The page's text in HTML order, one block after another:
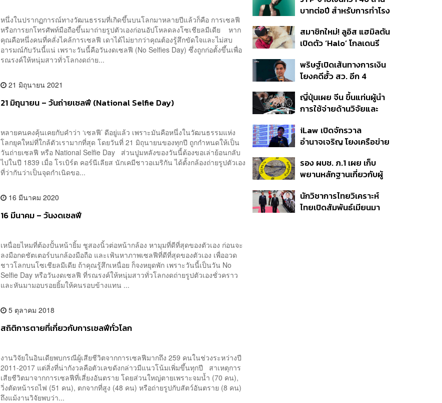
หนึ่งในปรากฏการณ์ทางวัฒนธรรมที่เกิดขึ้นบนโลกมาหลายปีแล้วก็คือ การเซลฟี
หรือการยกโทรศัพท์มือถือขึ้นมาถ่ายรูปตัวเองก่อนอัปโหลดลงโซเชียลมีเดีย หาก
คุณคือหนึ่งคนที่คลั่งไคล้การเซลฟี เดาได้ไม่ยากว่าคุณต้องรู้สึกขัดใจและไม่สบ
อารมณ์กับวันนี้แน่ เพราะวันนี้คือวันงดเซลฟี (No Selfies Day) ซึ่งถูกก่อตั้งขึ้นเพื่อ
รณรงค์ให้หนุ่มสาวทั่วโลกงดถ่าย...
21 มิถุนายน 2021
21 มิถุนายน – วันถ่ายเซลฟี (National Selfie Day)
หลายคนคงคุ้นเคยกับคำว่า ‘เซลฟี’ ดีอยู่แล้ว เพราะมันคือหนึ่งในวัฒนธรรมแห่ง
โลกยุคใหม่ที่ใกล้ตัวเรามากที่สุด โดยวันที่ 21 มิถุนายนของทุกปี ถูกกำหนดให้เป็น
วันถ่ายเซลฟี หรือ National Selfie Day ส่วนปูมหลังของวันนี้ต้องขอเล่าย้อนกลับ
ไปในปี 1839 เมื่อ โรเบิร์ต คอร์นีเลียส นักเคมีชาวอเมริกัน ได้ตั้งกล้องถ่ายรูปตัวเอง
ที่ว่ากันว่าเป็นจุดกำเนิดขอ...
16 มีนาคม 2020
16 มีนาคม – วันงดเซลฟี
เหนื่อยไหมที่ต้องปั้นหน้ายิ้ม ชูสองนิ้วต่อหน้ากล้อง หามุมที่ดีที่สุดของตัวเอง ก่อนจะ
ลงมือกดชัตเตอร์บนกล้องมือถือ และเฟ้นหาภาพเซลฟีที่ดีที่สุดของตัวเอง เพื่ออวด
ชาวโลกบนโซเชียลมีเดีย ถ้าคุณรู้สึกเหนื่อย ก็จงหยุดพัก เพราะวันนี้เป็นวัน No
Selfie Day หรือวันงดเซลฟี ที่รณรงค์ให้หนุ่มสาวทั่วโลกงดถ่ายรูปตัวเองชั่วคราว
และหันมามอบรอยยิ้มให้คนรอบข้างแทน ...
5 ตุลาคม 2018
สถิติการตายที่เกี่ยวกับการเซลฟีทั่วโลก
งานวิจัยในอินเดียพบกรณีผู้เสียชีวิตจากการเซลฟีมากถึง 259 คนในช่วงระหว่างปี
2011-2017 แต่สิ่งที่น่ากังวลคือตัวเลขดังกล่าวมีแนวโน้มเพิ่มขึ้นทุกปี สาเหตุการ
เสียชีวิตมาจากการเซลฟีที่เสี่ยงอันตราย โดยส่วนใหญ่ตายเพราะจมน้ำ (70 คน),
วิ่งตัดหน้ารถไฟ (51 คน), ตกจากที่สูง (48 คน) หรือถ่ายรูปกับสัตว์อันตราย (8 คน)
ถึงแม้งานวิจัยพบว่า...
บาทต่อปี สำหรับการทำโรง
สมาชิกใหม่! ลูอิส แฮมิลตัน
เปิดตัว ‘Halo’ โกลเดนรี
พริษฐ์เปิดเส้นทางการเงิน
โยงคดีฮั้ว สว. อีก 4
อำนาจเจริญโอนเงินให้เจ้า
หน้าที่ กกต. ฝ่ายสืบสวน
ญี่ปุ่นเผย จีน ขึ้นแท่นผู้นำ
การใช้จ่ายด้านวิจัยและ
งานวิจัยถูกอ้างอิงสูงสุด
แซงสหรัฐฯ
iLaw เปิดจักรวาล
อำนาจเจริญ โยงเครือข่าย
สังเกตลงสมัครตรง
คุณสมบัติหรือไม่
รอง ผบช. ภ.1 เผย เก็บ
พยานหลักฐานเกี่ยวกับผู้
ตรวจสอบทั้งหมดแล้ว
นักวิชาการไทยวิเคราะห์
ไทยเปิดสัมพันธ์เมียนมา